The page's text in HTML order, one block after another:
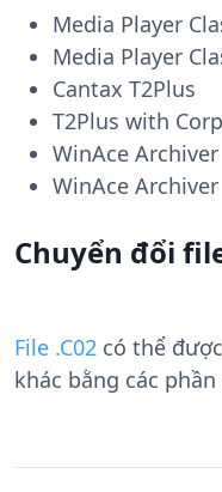
Media Player
Media Player
Cantax T2Plus
T2Plus with
WinAce Archiver
WinAce Archiver
Chuyển đổi
File .C02 có thể
khác bằng các